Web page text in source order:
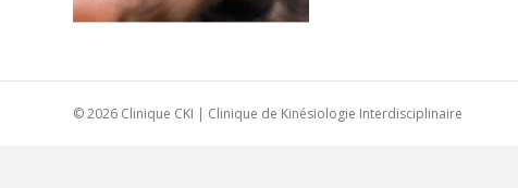
© 2026 Clinique CKI | Clinique de Kinésiologie Interdisciplinaire